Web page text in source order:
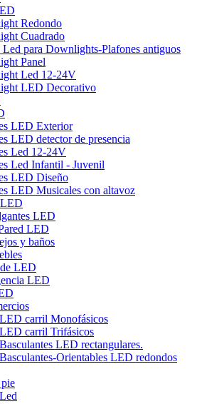
Redondo
Cuadrado
Led para Downlights-Plafones antiguos
Panel
Led 12-24V
LED Decorativo
LED Exterior
LED detector de presencia
Led 12-24V
Led Infantil - Juvenil
LED Diseño
LED Musicales con altavoz
LED
LED
y baños
LED
LED
carril Monofásicos
carril Trifásicos
LED rectangulares.
Orientables LED redondos